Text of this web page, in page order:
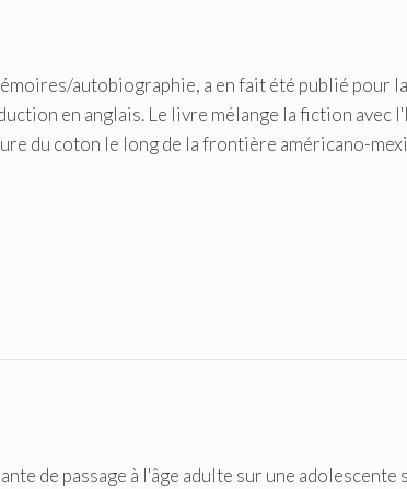
autobiographie, a en fait été publié pour
en anglais. Le livre mélange la fiction avec
du coton le long de la frontière américano-
de passage à l'âge adulte sur une adolescente